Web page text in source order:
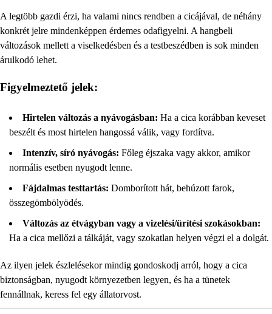
A legtöbb gazdi érzi, ha valami nincs rendben a cicájával, de néhány
konkrét jelre mindenképpen érdemes odafigyelni. A hangbeli
változások mellett a viselkedésben és a testbeszédben is sok minden
árulkodó lehet.
Figyelmeztető jelek:
Hirtelen változás a nyávogásban: Ha a cica korábban keveset
beszélt és most hirtelen hangossá válik, vagy fordítva.
Intenzív, síró nyávogás: Főleg éjszaka vagy akkor, amikor
normális esetben nyugodt lenne.
Fájdalmas testtartás: Domborított hát, behúzott farok,
összegömbölyödés.
Változás az étvágyban vagy a vizelési/ürítési szokásokban:
Ha a cica mellőzi a tálkáját, vagy szokatlan helyen végzi el a dolgát.
Az ilyen jelek észlelésekor mindig gondoskodj arról, hogy a cica
biztonságban, nyugodt környezetben legyen, és ha a tünetek
fennállnak, keress fel egy állatorvost.